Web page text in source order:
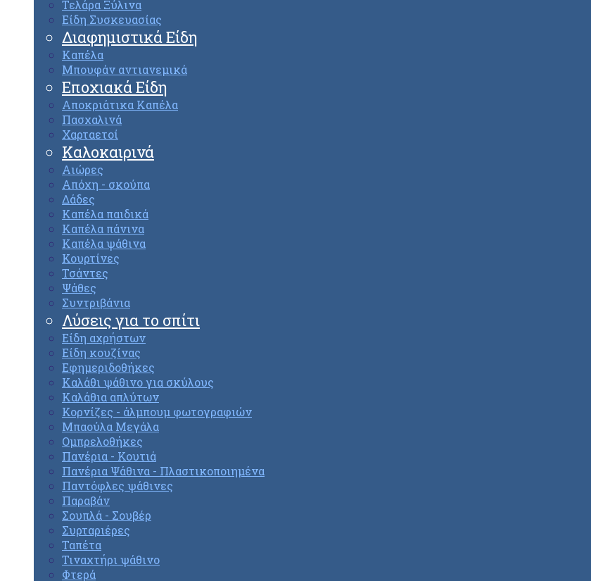
Τελάρα Ξύλινα
Είδη Συσκευασίας
Διαφημιστικά Είδη
Καπέλα
Μπουφάν αντιανεμικά
Εποχιακά Είδη
Αποκριάτικα Καπέλα
Πασχαλινά
Χαρταετοί
Καλοκαιρινά
Αιώρες
Απόχη - σκούπα
Δάδες
Καπέλα παιδικά
Καπέλα πάνινα
Καπέλα ψάθινα
Κουρτίνες
Τσάντες
Ψάθες
Συντριβάνια
Λύσεις για το σπίτι
Είδη αχρήστων
Είδη κουζίνας
Εφημεριδοθήκες
Καλάθι ψάθινο για σκύλους
Καλάθια απλύτων
Κορνίζες - άλμπουμ φωτογραφιών
Μπαούλα Μεγάλα
Ομπρελοθήκες
Πανέρια - Κουτιά
Πανέρια Ψάθινα - Πλαστικοποιημένα
Παντόφλες ψάθινες
Παραβάν
Σουπλά - Σουβέρ
Συρταριέρες
Ταπέτα
Τιναχτήρι ψάθινο
Φτερά